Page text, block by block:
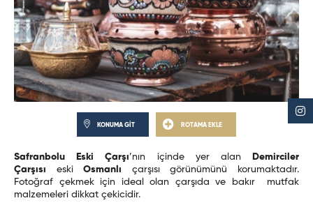
KONUMA GİT ROTAMA EKLE
Safranbolu Eski Çarşı’nın içinde yer alan
Demirciler
Çarşısı eskiOsmanlı çarşısı görünümünü korumaktadır.
Fotoğraf çekmek için ideal olan çarşıda ve bakır mutfak
malzemeleri dikkat çekicidir.